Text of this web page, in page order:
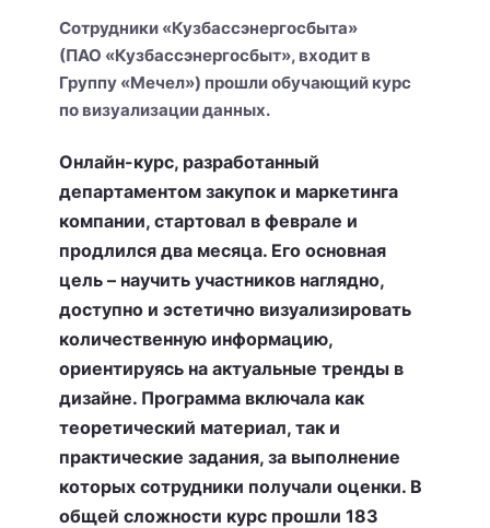
Сотрудники «Кузбассэнергосбыта»
(ПАО «Кузбассэнергосбыт», входит в
Группу «Мечел») прошли обучающий курс
по визуализации данных.
Онлайн-курс, разработанный
департаментом закупок и маркетинга
компании, стартовал в феврале и
продлился два месяца. Его основная
цель – научить участников наглядно,
доступно и эстетично визуализировать
количественную информацию,
ориентируясь на актуальные тренды в
дизайне. Программа включала как
теоретический материал, так и
практические задания, за выполнение
которых сотрудники получали оценки. В
общей сложности курс прошли 183